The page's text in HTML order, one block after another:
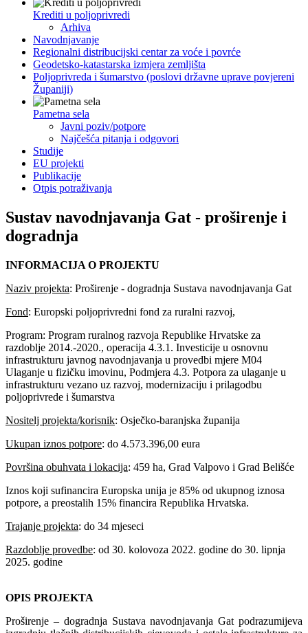
Krediti u poljoprivredi
Arhiva
Navodnjavanje
Regionalni distribucijski centar za voće i povrće
Geodetsko-katastarska izmjera zemljišta
Poljoprivreda i šumarstvo (poslovi državne uprave povjereni
Županiji)
Pametna sela
Javni poziv/potpore
Najčešća pitanja i odgovori
Studije
EU projekti
Publikacije
Otpis potraživanja
Sustav navodnjavanja Gat - proširenje i
dogradnja
INFORMACIJA O PROJEKTU
Naziv projekta: Proširenje - dogradnja Sustava navodnjavanja Gat
Fond: Europski poljoprivredni fond za ruralni razvoj,
Program: Program ruralnog razvoja Republike Hrvatske za
razdoblje 2014.-2020., operacija 4.3.1. Investicije u osnovnu
infrastrukturu javnog navodnjavanja u provedbi mjere M04
Ulaganje u fizičku imovinu, Podmjera 4.3. Potpora za ulaganje u
infrastrukturu vezano uz razvoj, modernizaciju i prilagodbu
poljoprivrede i šumarstva
Nositelj projekta/korisnik: Osječko-baranjska županija
Ukupan iznos potpore: do 4.573.396,00 eura
Površina obuhvata i lokacija: 459 ha, Grad Valpovo i Grad Belišće
Iznos koji sufinancira Europska unija je 85% od ukupnog iznosa
potpore, a preostalih 15% financira Republika Hrvatska.
Trajanje projekta: do 34 mjeseci
Razdoblje provedbe: od 30. kolovoza 2022. godine do 30. lipnja
2025. godine
OPIS PROJEKTA
Proširenje – dogradnja Sustava navodnjavanja Gat podrazumijeva